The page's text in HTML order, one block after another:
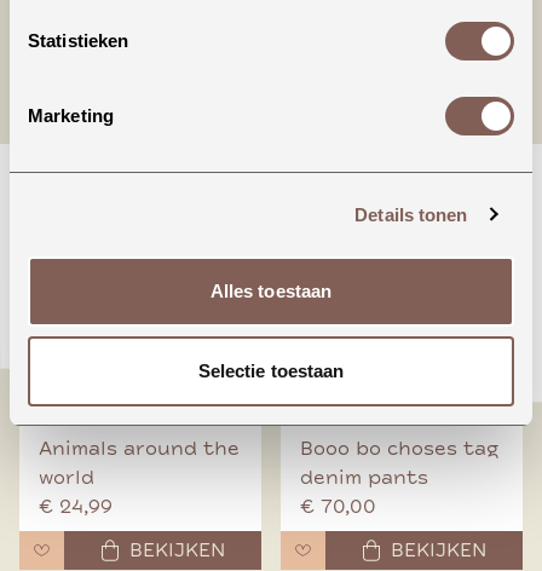
Statistieken
Marketing
Details tonen
Alles toestaan
Selectie toestaan
stoere jeans.
Animals around the
world
€ 24,99
BEKIJKEN
Booo bo choses tag
denim pants
€ 70,00
BEKIJKEN